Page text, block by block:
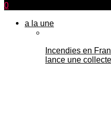
0
a la une
Incendies en
lance une